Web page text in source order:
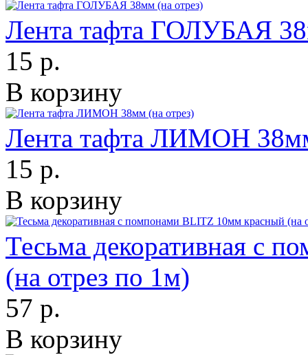
Лента тафта ГОЛУБАЯ
15 р.
В корзину
Лента тафта ЛИМОН
15 р.
В корзину
Тесьма декоративная с
(на отрез по 1м)
57 р.
В корзину